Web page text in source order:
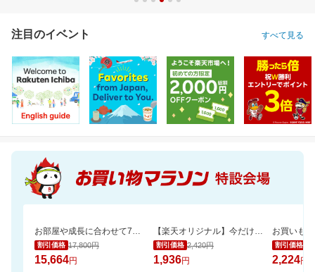
注目のイベント すべて見る
お部屋や成長に合わせて7通りに使える、多機能ベビーサークル
割引価格 17,800円
15,664円
【楽天オリジナル】今だけ20％OFFセール！高コスパのペットシーツ大容量！
割引価格 2,420円
1,936円
割引価格
2,224円